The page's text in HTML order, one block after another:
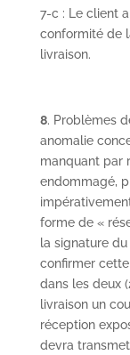
7-c : Le client
conformité de
livraison.
8. Problèmes
anomalie
manquant par
endommagé,
forme de «
la signature
confirmer
dans les deux
livraison un
réception
devra